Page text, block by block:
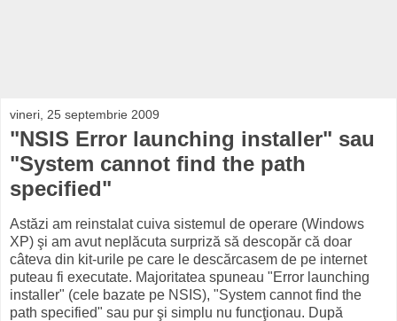
vineri, 25 septembrie 2009
"NSIS Error launching installer" sau
"System cannot find the path
specified"
Astăzi am reinstalat cuiva sistemul de operare (Windows
XP) şi am avut neplăcuta surpriză să descopăr că doar
câteva din kit-urile pe care le descărcasem de pe internet
puteau fi executate. Majoritatea spuneau "Error launching
installer" (cele bazate pe NSIS), "System cannot find the
path specified" sau pur şi simplu nu funcţionau. După